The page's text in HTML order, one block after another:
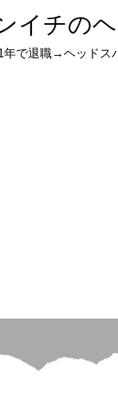
イチの
で退職→ヘッドス